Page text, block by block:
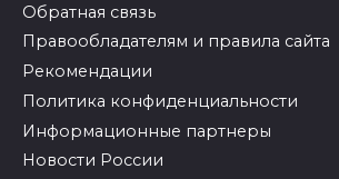
Обратная связь
Правообладателям и правила сайта
Рекомендации
Политика конфиденциальности
Информационные партнеры
Новости России